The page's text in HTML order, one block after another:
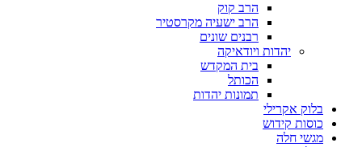
הרב קוק
הרב ישעיה מקרסטיר
רבנים שונים
יהדות ויודאיקה
בית המקדש
הכותל
תמונות יהדות
בלוק אקרילי
כוסות קידוש
מגשי חלה